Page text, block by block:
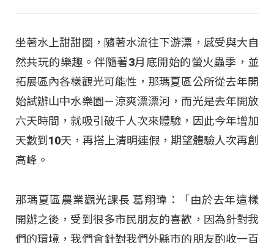
坐著水上甜甜圈，隨著水流往下游漂，感受與大自
然共玩的樂趣。伴隨著3月底開始的螢火蟲季，並
拓展區內各樣觀光可能性，那瑪夏區公所從去年開
始試辦山中水樂園－涼爽漂漂河，而光是去年開放
六天時間，就吸引破千人次來體驗，因此今年增加
天數到10天，再搭上清明連假，期望體驗人次再創
高峰。
那瑪夏區農業觀光課長 葛翔瑋：「由於去年這樣
開辦之後，受到很多市民朋友的喜歡，因為針對我
們的環境，我們會針對我們外縣市的朋友酌收一百